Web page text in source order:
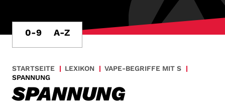
0-9 A-Z
STARTSEITE LEXIKON
VAPE-BEGRIFFE MIT S
SPANNUNG
SPANNUNG